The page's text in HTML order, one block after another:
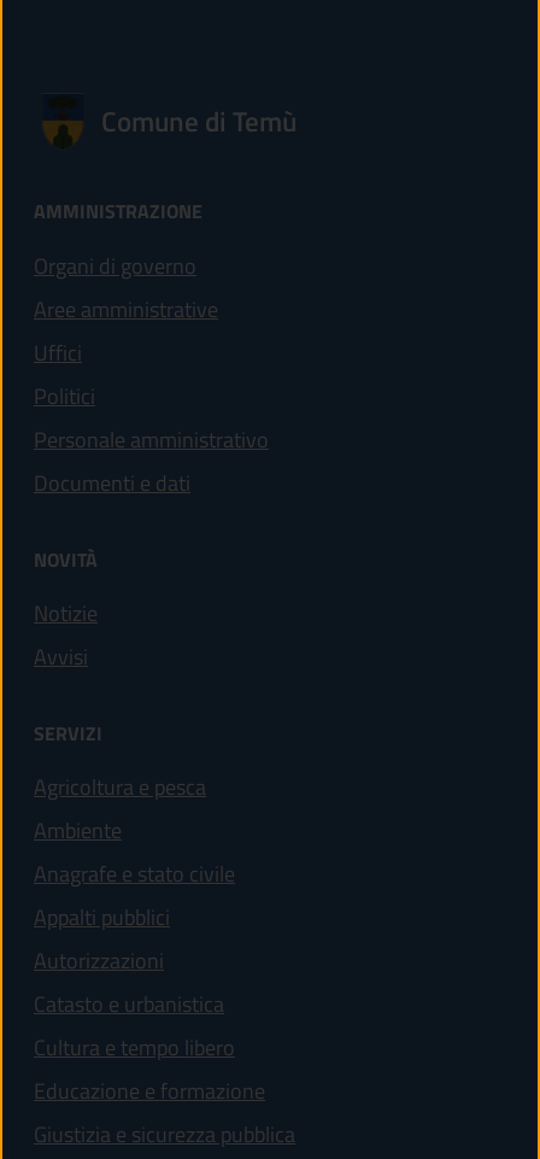
Comune di Temù
AMMINISTRAZIONE
Organi di governo
Aree amministrative
Uffici
Politici
Personale amministrativo
Documenti e dati
NOVITÀ
Notizie
Avvisi
SERVIZI
Agricoltura e pesca
Ambiente
Anagrafe e stato civile
Appalti pubblici
Autorizzazioni
Catasto e urbanistica
Cultura e tempo libero
Educazione e formazione
Giustizia e sicurezza pubblica